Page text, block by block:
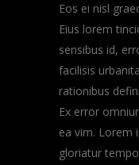
Eos ei nisl
Eius lorem
sensibus id,
facilisis
rationibus
Ex error
ea vim. Lorem
gloriatur